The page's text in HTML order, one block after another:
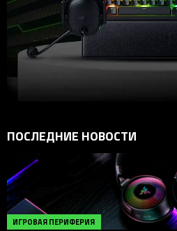
ПОСЛЕДНИЕ НОВОСТИ
ИГРОВАЯ ПЕРИФЕРИЯ